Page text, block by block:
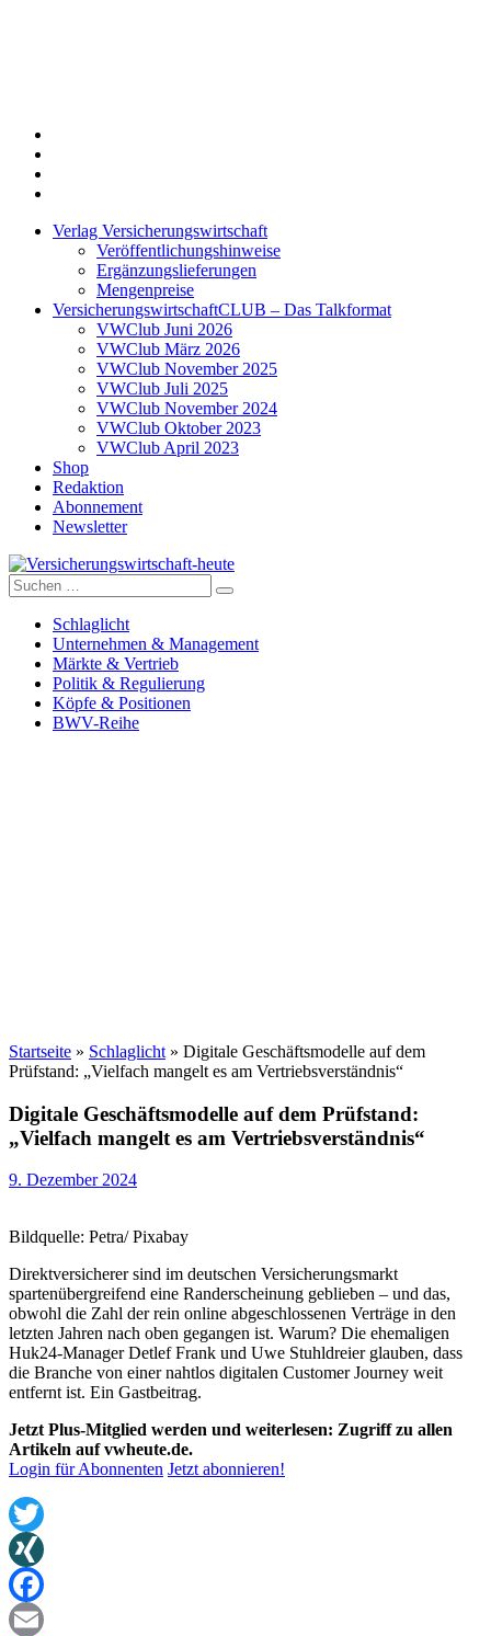
Verlag Versicherungswirtschaft
Veröffentlichungshinweise
Ergänzungslieferungen
Mengenpreise
VersicherungswirtschaftCLUB – Das Talkformat
VWClub Juni 2026
VWClub März 2026
VWClub November 2025
VWClub Juli 2025
VWClub November 2024
VWClub Oktober 2023
VWClub April 2023
Shop
Redaktion
Abonnement
Newsletter
Versicherungswirtschaft-heute
Suche
nach:
Schlaglicht
Unternehmen & Management
Märkte & Vertrieb
Politik & Regulierung
Köpfe & Positionen
BWV-Reihe
Startseite » Schlaglicht » Digitale Geschäftsmodelle auf dem
Prüfstand: „Vielfach mangelt es am Vertriebsverständnis“
Digitale Geschäftsmodelle auf dem Prüfstand:
„Vielfach mangelt es am Vertriebsverständnis“
9. Dezember 2024
Bildquelle: Petra/ Pixabay
Direktversicherer sind im deutschen Versicherungsmarkt
spartenübergreifend eine Randerscheinung geblieben – und das,
obwohl die Zahl der rein online abgeschlossenen Verträge in den
letzten Jahren nach oben gegangen ist. Warum? Die ehemaligen
Huk24-Manager Detlef Frank und Uwe Stuhldreier glauben, dass
die Branche von einer nahtlos digitalen Customer Journey weit
entfernt ist. Ein Gastbeitrag.
Jetzt Plus-Mitglied werden und weiterlesen: Zugriff zu allen
Artikeln auf vwheute.de.
Login für Abonnenten Jetzt abonnieren!
Twitter
XING
Facebook